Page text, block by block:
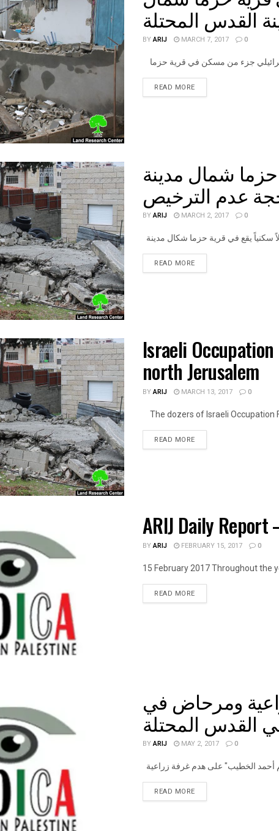
القدس المحتلة
BYARIJ MARCH 7, 2017 0
READ MOREDETAILS
حزما شمال مدينة
عدم الترخيص
BYARIJ MARCH 2, 2017 0
READ MOREDETAILS
Israeli
north Jerusalem
BYARIJ MARCH 13, 2017 0
The dozers of Israeli Occupation
READ MOREDETAILS
ARIJ Daily Report
BYARIJ FEBRUARY 15, 2017 0
15 February 2017 Throughout the
READ MOREDETAILS
ومرحاض في
القدس المحتلة
BYARIJ MAY 2, 2017 0
READ MOREDETAILS